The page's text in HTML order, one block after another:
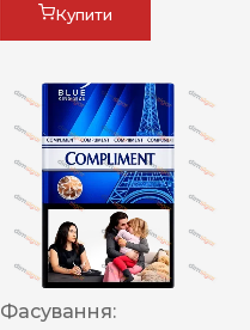
Купити
Фасування: